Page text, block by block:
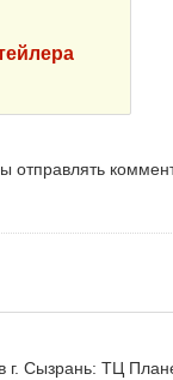
отправлять
г. Сызрань: ТЦ